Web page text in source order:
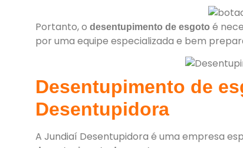
Portanto, o desentupimento de esgoto é
por uma equipe especializada e bem
Desentupimento de
Desentupidora
A Jundiaí Desentupidora é uma empresa